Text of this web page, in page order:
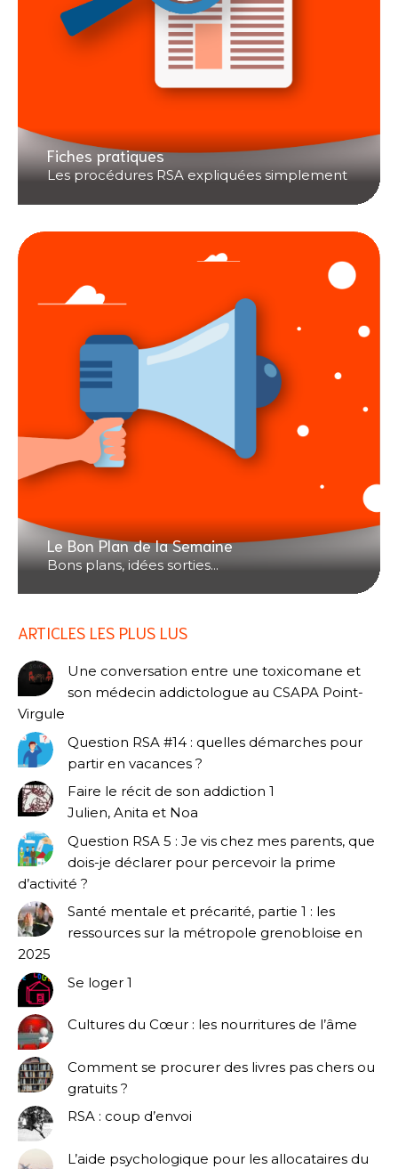
Fiches pratiques
Les procédures RSA expliquées simplement
Le Bon Plan de la Semaine
Bons plans, idées sorties...
ARTICLES LES PLUS LUS
Une conversation entre une toxicomane et
son médecin addictologue au CSAPA Point-
Virgule
Question RSA #14 : quelles démarches pour
partir en vacances ?
Faire le récit de son addiction 1
Julien, Anita et Noa
Question RSA 5 : Je vis chez mes parents, que
dois-je déclarer pour percevoir la prime
d’activité ?
Santé mentale et précarité, partie 1 : les
ressources sur la métropole grenobloise en
2025
Se loger 1
Cultures du Cœur : les nourritures de l’âme
Comment se procurer des livres pas chers ou
gratuits ?
RSA : coup d’envoi
L’aide psychologique pour les allocataires du